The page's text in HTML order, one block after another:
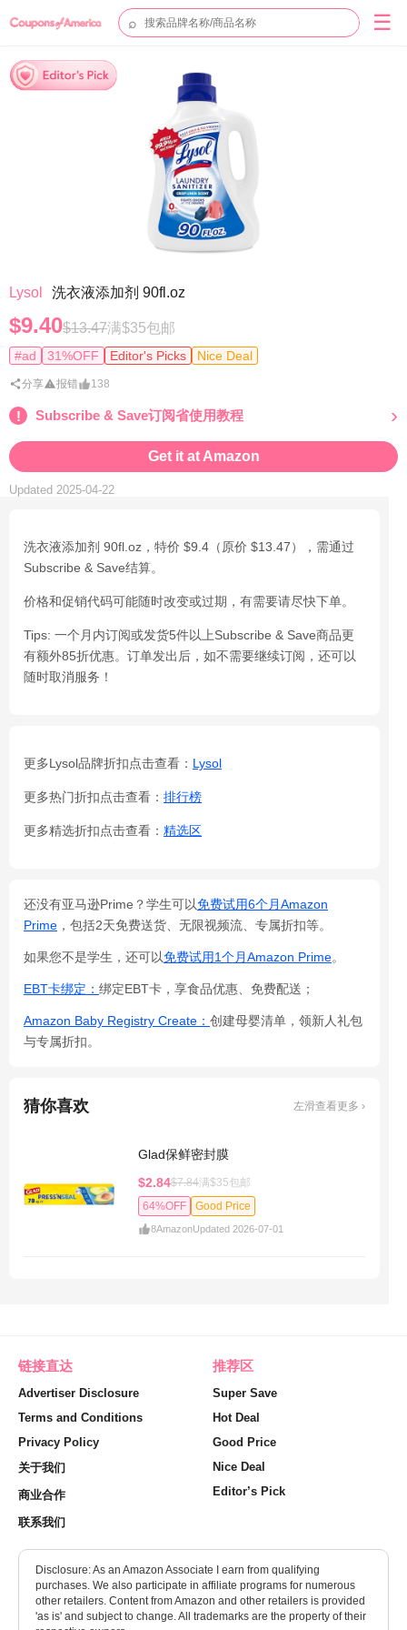
⌕ ☰
Lysol 洗衣液添加剂 90fl.oz
$9.40$13.47满$35包邮
#ad 31%OFF Editor's Picks Nice Deal
分享 报错 138
Subscribe & Save订阅省使用教程
Get it at Amazon
Updated 2025-04-22
洗衣液添加剂 90fl.oz，特价 $9.4（原价 $13.47），需通过
Subscribe & Save结算。
价格和促销代码可能随时改变或过期，有需要请尽快下单。
Tips: 一个月内订阅或发货5件以上Subscribe & Save商品更
有额外85折优惠。订单发出后，如不需要继续订阅，还可以
随时取消服务！
更多Lysol品牌折扣点击查看： Lysol
更多热门折扣点击查看： 排行榜
更多精选折扣点击查看： 精选区
还没有亚马逊Prime？学生可以免费试用6个月Amazon
Prime ，包括2天免费送货、无限视频流、专属折扣等。
如果您不是学生，还可以免费试用1个月Amazon Prime。
EBT卡绑定： 绑定EBT卡，享食品优惠、免费配送；
Amazon Baby Registry Create： 创建母婴清单，领新人礼包
与专属折扣。
猜你喜欢 左滑查看更多 ›
Glad保鲜密封膜
$2.84$7.84满$35包邮
64%OFF
Good Price
8AmazonUpdated 2026-07-01
链接直达
Advertiser Disclosure
Terms and Conditions
Privacy Policy
关于我们
商业合作
联系我们
推荐区
Super Save
Hot Deal
Good Price
Nice Deal
Editor’s Pick
Disclosure: As an Amazon Associate I earn from qualifying
purchases. We also participate in affiliate programs for numerous
other retailers. Content from Amazon and other retailers is provided
'as is' and subject to change. All trademarks are the property of their